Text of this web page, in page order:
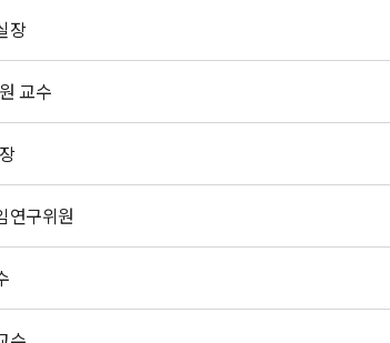
장
교수
연구위원